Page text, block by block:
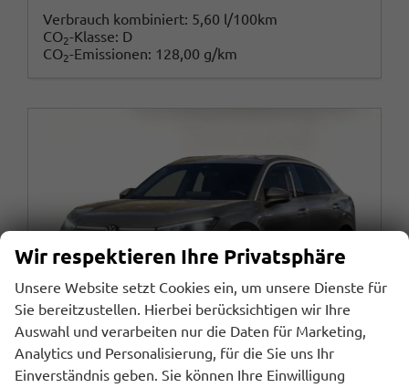
Verbrauch kombiniert: 5,60 l/100km
CO2-Klasse: D
CO2-Emissionen: 128,00 g/km
Wir respektieren Ihre Privatsphäre
Unsere Website setzt Cookies ein, um unsere Dienste für
Sie bereitzustellen. Hierbei berücksichtigen wir Ihre
Auswahl und verarbeiten nur die Daten für Marketing,
Analytics und Personalisierung, für die Sie uns Ihr
Einverständnis geben. Sie können Ihre Einwilligung